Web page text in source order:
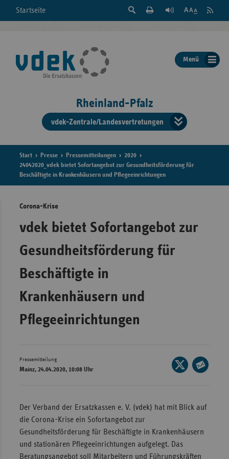
Startseite
Suche
der
Seite
Feed
Menü
Rheinland-Pfalz
vdek-Zentrale/Landesvertretungen
der
Start Presse Pressemitteilungen
2020
24042020_vdek bietet Sofortangebot zur Gesundheitsförderung für
Beschäftigte in Krankenhäusern und Pflegeeinrichtungen
Corona-Krise
vdek bietet Sofortangebot zur
Gesundheitsförderung für
Beschäftigte in
Krankenhäusern und
Pflegeeinrichtungen
Pressemitteilung
Mainz, 24.04.2020, 10:08 Uhr
Seite
auf
E-
Der Verband der Ersatzkassen e. V. (vdek) hat mit Blick auf
die Corona-Krise ein Sofortangebot zur
Gesundheitsförderung für Beschäftigte in Krankenhäusern
und stationären Pflegeeinrichtungen aufgelegt. Das
Beratungsangebot soll Mitarbeitern und Führungskräften